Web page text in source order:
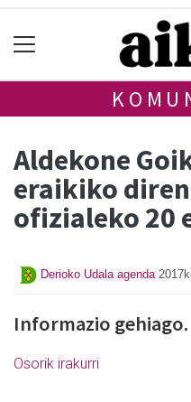
Aldekone
eraikiko
ofizialeko 20
Derioko Udala agenda
Informazio gehiago.
Osorik irakurri